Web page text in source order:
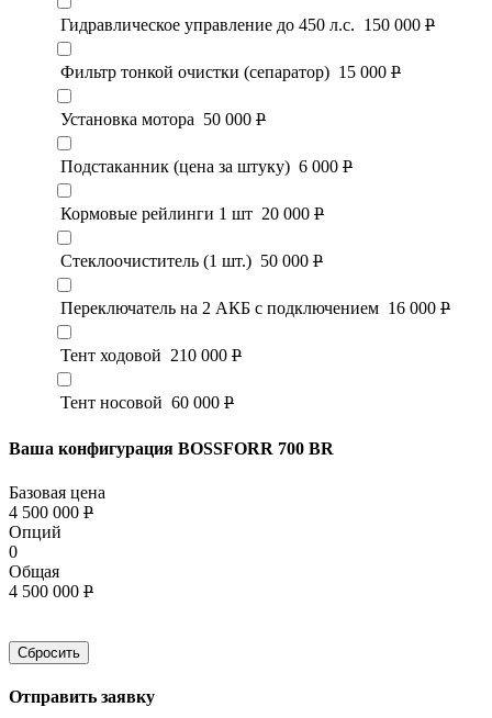
Гидравлическое управление до 450 л.с. 150 000 Р
Фильтр тонкой очистки (сепаратор) 15 000 Р
Установка мотора 50 000 Р
Подстаканник (цена за штуку) 6 000 Р
Кормовые рейлинги 1 шт 20 000 Р
Стеклоочиститель (1 шт.) 50 000 Р
Переключатель на 2 АКБ с подключением 16 000 Р
Тент ходовой 210 000 Р
Тент носовой 60 000 Р
Ваша конфигурация BOSSFORR 700 BR
Базовая цена
4 500 000 Р
Опций
0
Общая
4 500 000 Р
Сбросить
Отправить заявку